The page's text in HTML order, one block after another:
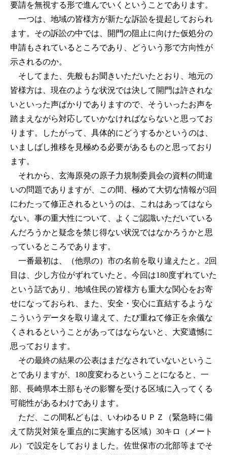
要請を無視する形で進んでいくということであります。
一つは、地域の皆様方が新たな訴訟を提起しておられ
ます。その訴訟の中では、開門の阻止に向けた仮処分の
申請もされているところであり、どういう形で方向性が
示されるのか。
そしてまた、先般もお聞きいただいたとおり、地元の
皆様方は、現在のような状況では決して開門は許されな
いといった声ばかりでありますので、そういったお声を
踏まえながら対応していかなければならないと思ってお
ります。したがって、具体的にどうするかというのは、
いましばし推移を見極める必要があるものと思っており
ます。
それから、玄海原発の原子力規制委員会の資料の間違
いの問題でありますが、この間、極めて大切な情報が3回
にわたって修正されるというのは、これはあってはなら
ない。事の重大性について、よくご認識いただいている
んだろうかと疑念を禁じ得ない状況ではなかろうかと思
っているところであります。
一番最初は、（他県の）市の名前を取り違えたと。2回
目は、少し方位がずれていたと。今回は180度ずれていた
という話であり、地域住民の皆様方も重大な関心をお寄
せになっておられ、また、安全・安心に直結するような
こういうデータを取り違えて、たび重ねて修正を余儀な
くされるということがあってはならないと、大変遺憾に
思っております。
その最終の結果の公表はまだなされていないというこ
とでありますが、180度変わるということになると、一
部、長崎県本土部もその影響を受ける区域に入ってくる
可能性があるわけであります。
ただ、この間私どもは、いわゆるＵＰＺ（緊急時に備
えて防災対策を重点的に実施する区域）30キロ（メート
ル）で設定をしておりました。佐世保市の北部等までそ